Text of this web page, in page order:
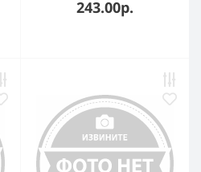
243.00р.